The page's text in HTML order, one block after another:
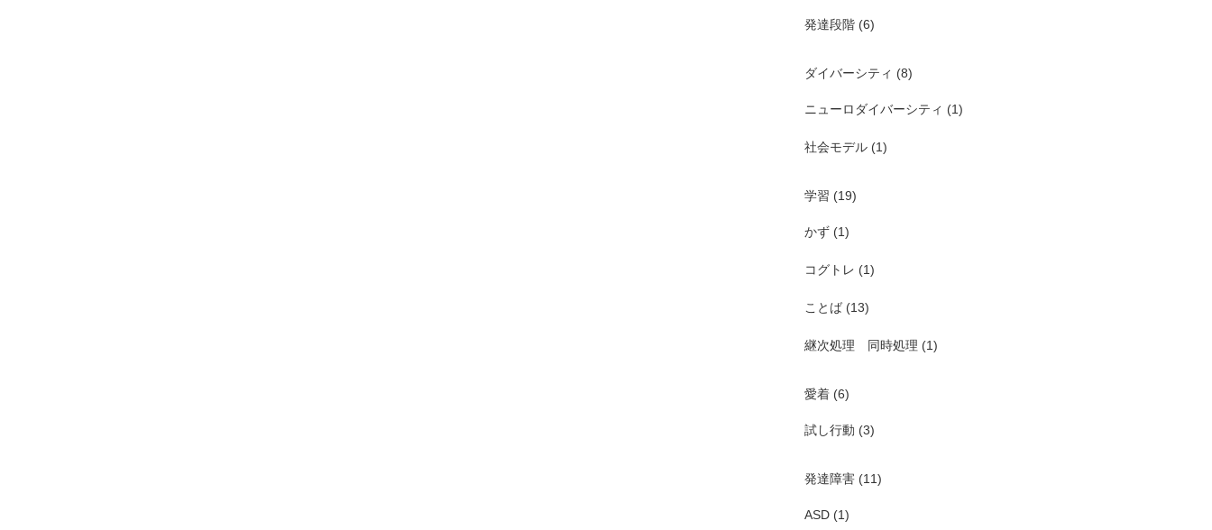
発達段階 (6)
ダイバーシティ (8)
ニューロダイバーシティ (1)
社会モデル (1)
学習 (19)
かず (1)
コグトレ (1)
ことば (13)
継次処理 同時処理 (1)
愛着 (6)
試し行動 (3)
発達障害 (11)
ASD (1)